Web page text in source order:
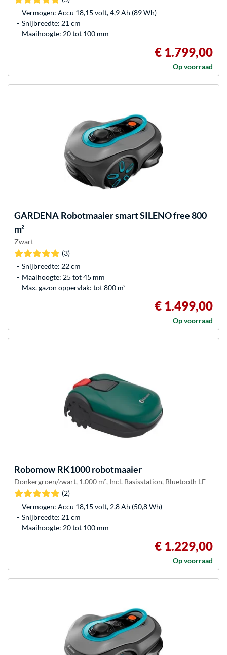
Vermogen: Accu 18,15 volt, 4,9 Ah (89 Wh)
Snijbreedte: 21 cm
Maaihoogte: 20 tot 100 mm
€ 1.799,00
Op voorraad
GARDENA Robotmaaier smart SILENO free 800
m²
Zwart
(3)
Snijbreedte: 22 cm
Maaihoogte: 25 tot 45 mm
Max. gazon oppervlak: tot 800 m²
€ 1.499,00
Op voorraad
Robomow RK1000 robotmaaier
Donkergroen/zwart, 1.000 m², Incl. Basisstation, Bluetooth LE
(2)
Vermogen: Accu 18,15 volt, 2,8 Ah (50,8 Wh)
Snijbreedte: 21 cm
Maaihoogte: 20 tot 100 mm
€ 1.229,00
Op voorraad